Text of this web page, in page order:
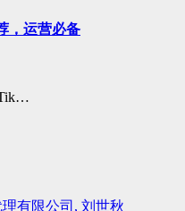
，运营必备
有限公司, 刘世秋